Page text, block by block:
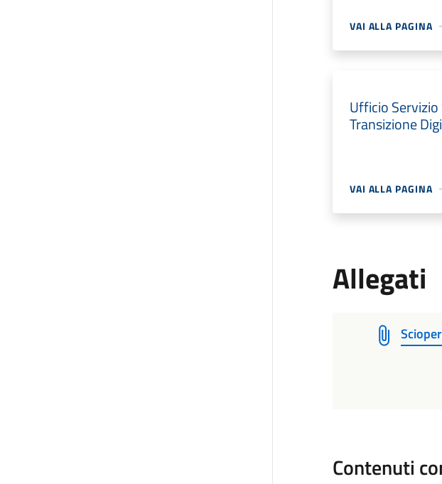
VAI ALLA PAGINA
Ufficio
Transizione
VAI ALLA PAGINA
Allegati
Contenuti